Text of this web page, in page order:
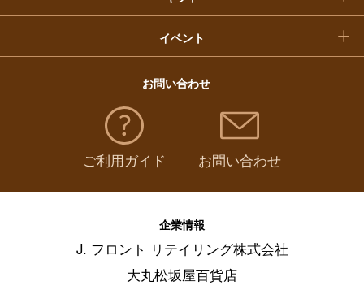
イベント
お問い合わせ
ご利用ガイド お問い合わせ
企業情報
J. フロント リテイリング株式会社
大丸松坂屋百貨店